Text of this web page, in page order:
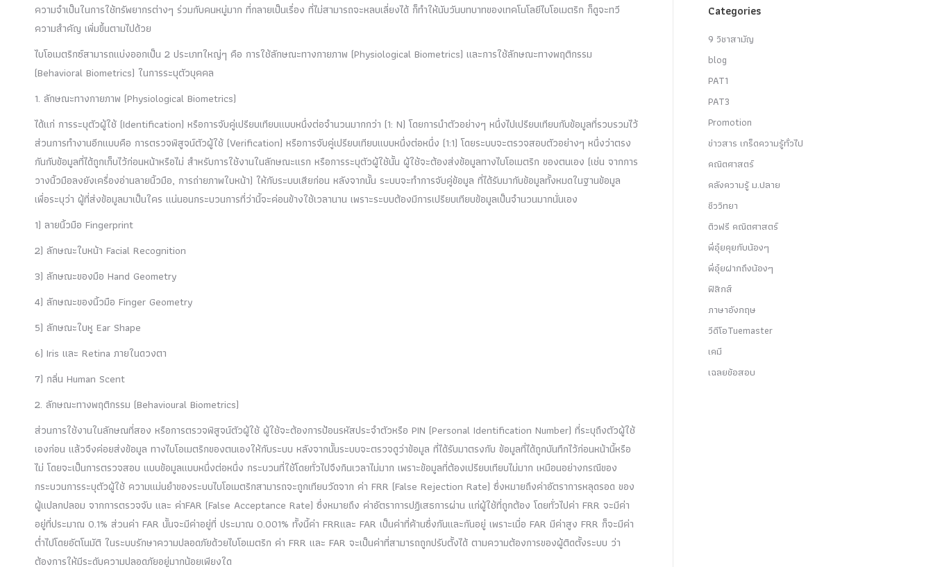
ความจำเป็นในการใช้ทรัพยากรต่างๆ ร่วมกับคนหมู่มาก ที่กลายเป็นเรื่อง ที่ไม่สามารถจะหลบเลี่ยงได้ ก็ทำให้นับวันบทบาทของเทคโนโลยีไบโอเมตริก ก็ดูจะทวี
ความสำคัญ เพิ่มขึ้นตามไปด้วย
ไบโอเมตริกซ์สามารถแบ่งออกเป็น 2 ประเภทใหญ่ๆ คือ การใช้ลักษณะทางกายภาพ (Physiological Biometrics) และการใช้ลักษณะทางพฤติกรรม
(Behavioral Biometrics) ในการระบุตัวบุคคล
1. ลักษณะทางกายภาพ (Physiological Biometrics)
ได้แก่ การระบุตัวผู้ใช้ (Identification) หรือการจับคู่เปรียบเทียบแบบหนึ่งต่อจำนวนมากกว่า (1: N) โดยการนำตัวอย่างๆ หนึ่งไปเปรียบเทียบกับข้อมูลที่รวบรวมไว้
ส่วนการทำงานอีกแบบคือ การตรวจพิสูจน์ตัวผู้ใช้ (Verification) หรือการจับคู่เปรียบเทียบแบบหนึ่งต่อหนึ่ง (1:1) โดยระบบจะตรวจสอบตัวอย่างๆ หนึ่งว่าตรง
กันกับข้อมูลที่ได้ถูกเก็บไว้ก่อนหน้าหรือไม่ สำหรับการใช้งานในลักษณะแรก หรือการระบุตัวผู้ใช้นั้น ผู้ใช้จะต้องส่งข้อมูลทางไบโอเมตริก ของตนเอง (เช่น จากการ
วางนิ้วมือลงยังเครื่องอ่านลายนิ้วมือ, การถ่ายภาพใบหน้า) ให้กับระบบเสียก่อน หลังจากนั้น ระบบจะทำการจับคู่ข้อมูล ที่ได้รับมากับข้อมูลทั้งหมดในฐานข้อมูล
เพื่อระบุว่า ผู้ที่ส่งข้อมูลมาเป็นใคร แน่นอนกระบวนการที่ว่านี้จะค่อนข้างใช้เวลานาน เพราะระบบต้องมีการเปรียบเทียบข้อมูลเป็นจำนวนมากนั่นเอง
1) ลายนิ้วมือ Fingerprint
2) ลักษณะใบหน้า Facial Recognition
3) ลักษณะของมือ Hand Geometry
4) ลักษณะของนิ้วมือ Finger Geometry
5) ลักษณะใบหู Ear Shape
6) Iris และ Retina ภายในดวงตา
7) กลิ่น Human Scent
2. ลักษณะทางพฤติกรรม (Behavioural Biometrics)
ส่วนการใช้งานในลักษณที่สอง หรือการตรวจพิสูจน์ตัวผู้ใช้ ผู้ใช้จะต้องการป้อนรหัสประจำตัวหรือ PIN (Personal Identification Number) ที่ระบุถึงตัวผู้ใช้
เองก่อน แล้วจึงค่อยส่งข้อมูล ทางไบโอเมตริกของตนเองให้กับระบบ หลังจากนั้นระบบจะตรวจดูว่าข้อมูล ที่ได้รับมาตรงกับ ข้อมูลที่ได้ถูกบันทึกไว้ก่อนหน้านี้หรือ
ไม่ โดยจะเป็นการตรวจสอบ แบบข้อมูลแบบหนึ่งต่อหนึ่ง กระบวนที่ใช้โดยทั่วไปจึงกินเวลาไม่มาก เพราะข้อมูลที่ต้องเปรียบเทียบไม่มาก เหมือนอย่างกรณีของ
กระบวนการระบุตัวผู้ใช้ ความแม่นยำของระบบไบโอเมตริกสามารถจะถูกเทียบวัดจาก ค่า FRR (False Rejection Rate) ซึ่งหมายถึงค่าอัตราการหลุดรอด ของ
ผู้แปลกปลอม จากการตรวจจับ และ ค่าFAR (False Acceptance Rate) ซึ่งหมายถึง ค่าอัตราการปฏิเสธการผ่าน แก่ผู้ใช้ที่ถูกต้อง โดยทั่วไปค่า FRR จะมีค่า
อยู่ที่ประมาณ 0.1% ส่วนค่า FAR นั้นจะมีค่าอยู่ที่ ประมาณ 0.001% ทั้งนี้ค่า FRRและ FAR เป็นค่าที่ค้านซึ่งกันและกันอยู่ เพราะเมื่อ FAR มีค่าสูง FRR ก็จะมีค่า
ต่ำไปโดยอัตโนมัติ ในระบบรักษาความปลอดภัยด้วยไบโอเมตริก ค่า FRR และ FAR จะเป็นค่าที่สามารถถูกปรับตั้งได้ ตามความต้องการของผู้ติดตั้งระบบ ว่า
ต้องการให้มีระดับความปลอดภัยอยู่มากน้อยเพียงใด
Categories
9 วิชาสามัญ
blog
PAT1
PAT3
Promotion
ข่าวสาร เกร็ดความรู้ทั่วไป
คณิตศาสตร์
คลังความรู้ ม.ปลาย
ชีววิทยา
ติวฟรี คณิตศาสตร์
พี่อุ๋ยคุยกับน้องๆ
พี่อุ๋ยฝากถึงน้องๆ
ฟิสิกส์
ภาษาอังกฤษ
วีดีโอTuemaster
เคมี
เฉลยข้อสอบ